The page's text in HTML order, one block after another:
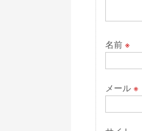
名前 ※
メール ※